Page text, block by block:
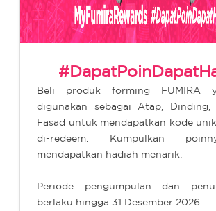
Beli produk forming FUMIRA
digunakan sebagai Atap, Dinding,
Fasad untuk mendapatkan kode
di-redeem. Kumpulkan
mendapatkan hadiah menarik.
Periode pengumpulan dan
berlaku hingga 31 Desember 2026